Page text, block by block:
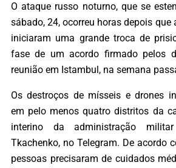
O ataque russo noturno, que se
sábado, 24, ocorreu horas depois que
iniciaram uma grande troca de
fase de um acordo firmado pelos
reunião em Istambul, na semana
Os destroços de mísseis e drones
em pelo menos quatro distritos da
interino da administração
Tkachenko, no Telegram. De acordo
pessoas precisaram de cuidados